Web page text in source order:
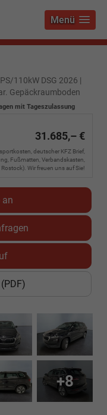
Menü
110kW DSG 2026 |
Gepäckraumboden
mit Tageszulassung
31.685,– €
deutscher KFZ Brief,
Fußmatten, Verbandskasten,
Wir freuen uns auf Sie!
an
+8